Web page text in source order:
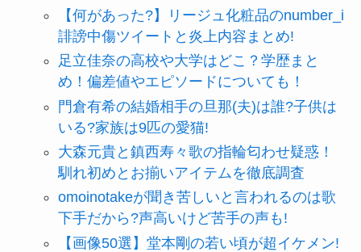
【何があった?】リージュ化粧品のnumber_i
誹謗中傷ツイートと炎上内容まとめ!
足立佳奈の高校や大学はどこ？学歴まと
め！偏差値やエピソードについても！
門倉有希の結婚相手の旦那(夫)は誰?子供は
いる?家族は9匹の愛猫!
大森元貴と鎮西寿々歌の指輪匂わせ疑惑！
馴れ初めとお揃いアイテムを徹底調査
omoinotakeが聞き苦しいと言われるのは歌
下手だから?声高いけど苦手の声も!
【画像50選】堂本剛の若い頃が超イケメン!